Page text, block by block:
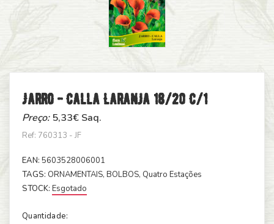
Jarro - Calla Laranja 18/20 C/1
Preço: 5,33€ Saq.
Ref: 760313 - JF
EAN: 5603528006001
TAGS: ORNAMENTAIS, BOLBOS, Quatro Estações
STOCK: Esgotado
Quantidade: